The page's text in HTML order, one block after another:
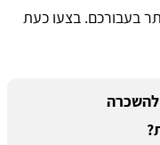
בעבורכם. בצעו כעת
להשכרה